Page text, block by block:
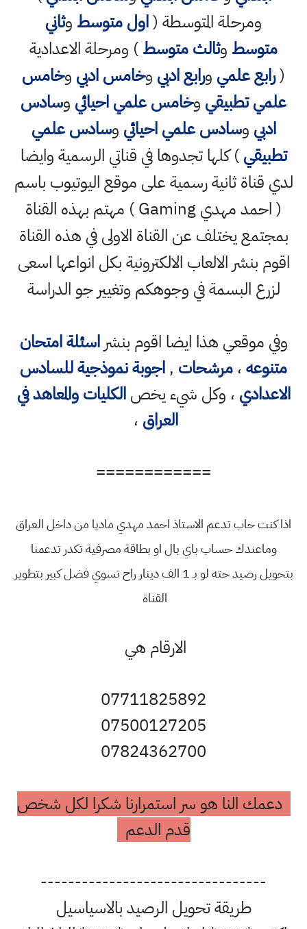
ومرحلة المتوسطة (اول متوسط وثاني
متوسط وثالث متوسط) ومرحلة الاعدادية
(رابع علمي ورابع ادبي وخامس ادبي وخامس
علمي تطبيقي وخامس علمي احيائي وسادس
ادبي وسادس علمي احيائي وسادس علمي
تطبيقي) كلها تجدوها في قناتي الرسمية وايضا
لدي قناة ثانية رسمية على موقع اليوتيوب باسم
( احمد مهدي Gaming ) مهتم بهذه القناة
بمجتمع يختلف عن القناة الاولى في هذه القناة
اقوم بنشر الالعاب الالكترونية بكل انواعها اسعى
لزرع البسمة في وجوهكم وتغيير جو الدراسة
وفي موقعي هذا ايضا اقوم بنشراسئلة امتحان
متنوعه،مرشحات ,اجوبة نموذجية للسادس
الاعدادي ، وكل شيء يخصالكليات والمعاهد في
العراق ،
============
اذا كنت حاب تدعم الاستاذ احمد مهدي ماديا من داخل العراق
وماعندك حساب باي بال او بطاقة مصرفية تكدر تدعمنا
بتحويل رصيد حته لو بـ 1 الف دينار راح تسوي فضل كبير بتطوير
القناة
الارقام هي
07711825892
07500127205
07824362700
دعمك النا هو سر استمرارنا شكرا لكل شخص
قدم الدعم
---------------------------------
طريقة تحويل الرصيد بالاسياسيل